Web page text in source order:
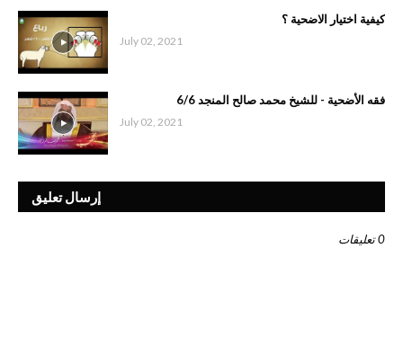
كيفية اختيار اﻻضحية ؟
July 02, 2021
فقه الأضحية - للشيخ محمد صالح المنجد 6/6
July 02, 2021
إرسال تعليق
0 تعليقات